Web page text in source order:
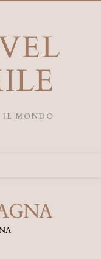
IL MONDO